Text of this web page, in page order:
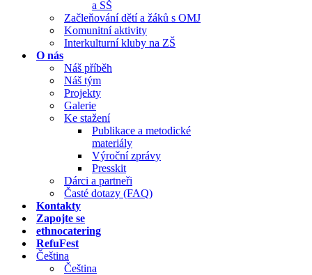
a SŠ
Začleňování dětí a žáků s OMJ
Komunitní aktivity
Interkulturní kluby na ZŠ
O nás
Náš příběh
Náš tým
Projekty
Galerie
Ke stažení
Publikace a metodické
materiály
Výroční zprávy
Presskit
Dárci a partneři
Časté dotazy (FAQ)
Kontakty
Zapojte se
ethnocatering
RefuFest
Čeština
Čeština